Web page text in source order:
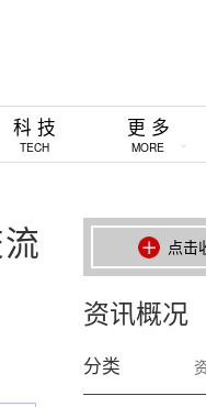
科 技
TECH
更 多
MORE
点击
资讯概况
分类